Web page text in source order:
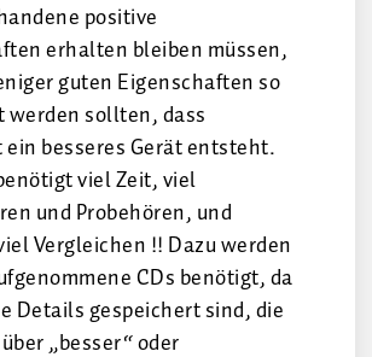
positive
erhalten bleiben müssen,
guten Eigenschaften so
werden sollten, dass
ein besseres Gerät entsteht.
viel Zeit, viel
und Probehören, und
Vergleichen !! Dazu werden
CDs benötigt, da
Details gespeichert sind, die
„besser“ oder